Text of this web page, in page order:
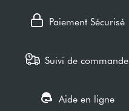
Paiement Sécurisé
Suivi de commande
Aide en ligne